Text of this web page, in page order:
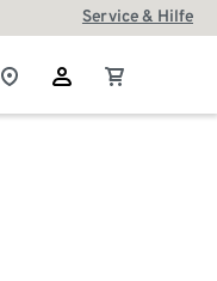
Service & Hilfe